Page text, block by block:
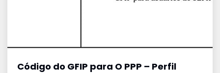
Código do GFIP para O PPP – Perfil